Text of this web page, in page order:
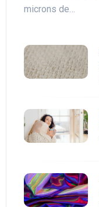
microns de…